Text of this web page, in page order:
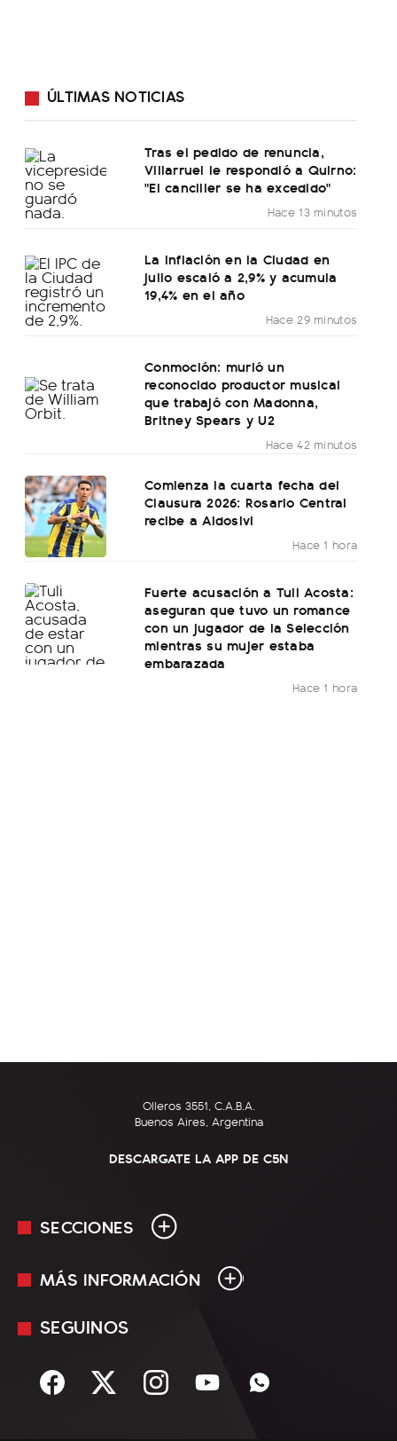
ÚLTIMAS NOTICIAS
Tras el pedido de renuncia,
Villarruel le respondió a Quirno:
"El canciller se ha excedido"
Hace 13 minutos
La inflación en la Ciudad en
julio escaló a 2,9% y acumula
19,4% en el año
Hace 29 minutos
Conmoción: murió un
reconocido productor musical
que trabajó con Madonna,
Britney Spears y U2
Hace 42 minutos
Comienza la cuarta fecha del
Clausura 2026: Rosario Central
recibe a Aldosivi
Hace 1 hora
Fuerte acusación a Tuli Acosta:
aseguran que tuvo un romance
con un jugador de la Selección
mientras su mujer estaba
embarazada
Hace 1 hora
Olleros 3551, C.A.B.A.
Buenos Aires, Argentina
DESCARGATE LA APP DE C5N
SECCIONES
En Vivo
Sociedad
MÁS INFORMACIÓN
Mediakit
Términos y condiciones
SEGUINOS